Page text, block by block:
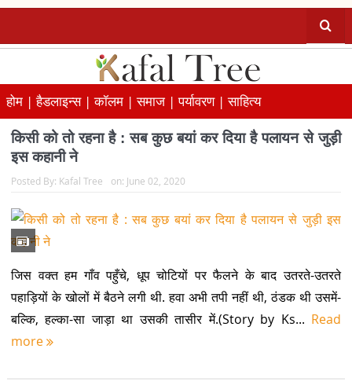
होम |हैडलाइन्स |कॉलम |समाज |पर्यावरण |साहित्य
किसी को तो रहना है : सब कुछ बयां कर दिया है पलायन से जुड़ी
इस कहानी ने
Posted By: Kafal Tree on: June 02, 2020
जिस वक्त हम गाँव पहुँचे, धूप चोटियों पर फैलने के बाद उतरते-उतरते
पहाड़ियों के खोलों में बैठने लगी थी. हवा अभी तपी नहीं थी, ठंडक थी उसमें-
बल्कि, हल्का-सा जाड़ा था उसकी तासीर में.(Story by Ks... Read
more